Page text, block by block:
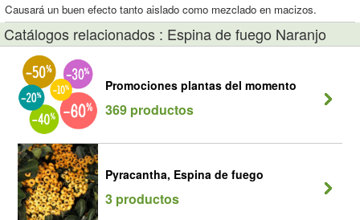
Causará un buen efecto tanto aislado como mezclado en macizos.
Catálogos relacionados : Espina de fuego Naranjo
Promociones plantas del momento
369 productos
Pyracantha, Espina de fuego
3 productos